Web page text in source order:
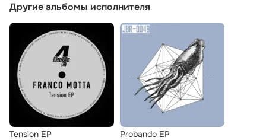
Другие альбомы исполнителя
Tension EP Probando EP